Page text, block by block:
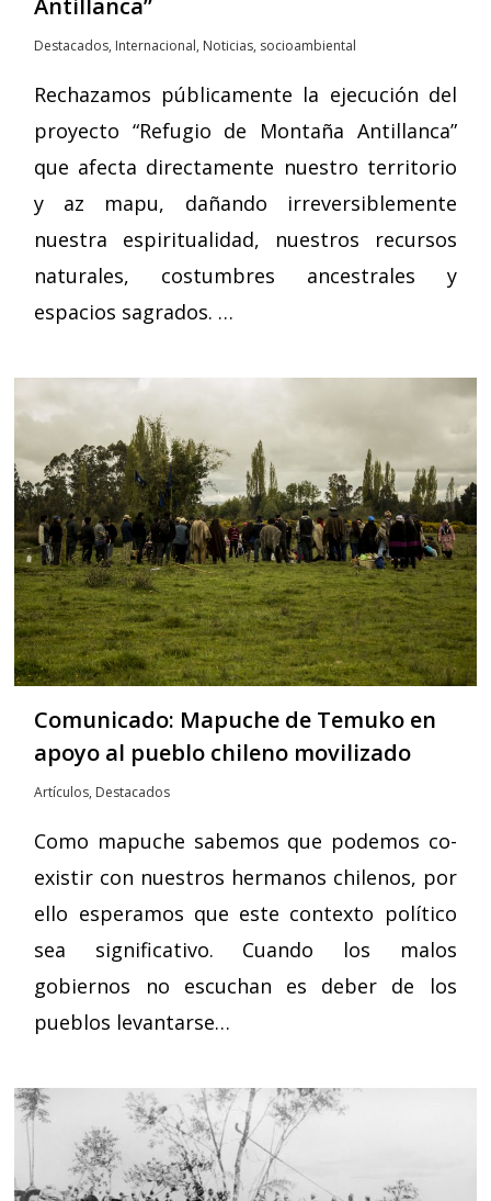
Antillanca”
Destacados, Internacional, Noticias, socioambiental
Rechazamos públicamente la ejecución del
proyecto “Refugio de Montaña Antillanca”
que afecta directamente nuestro territorio
y az mapu, dañando irreversiblemente
nuestra espiritualidad, nuestros recursos
naturales, costumbres ancestrales y
espacios sagrados. …
Comunicado: Mapuche de Temuko en
apoyo al pueblo chileno movilizado
Artículos, Destacados
Como mapuche sabemos que podemos co-
existir con nuestros hermanos chilenos, por
ello esperamos que este contexto político
sea significativo. Cuando los malos
gobiernos no escuchan es deber de los
pueblos levantarse…